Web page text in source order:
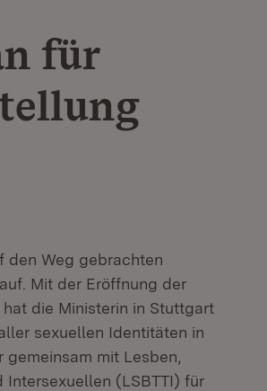
für
den Weg gebrachten
Mit der Eröffnung der
die Ministerin in Stuttgart
sexuellen Identitäten in
mit Lesben,
Intersexuellen (LSBTTI) für